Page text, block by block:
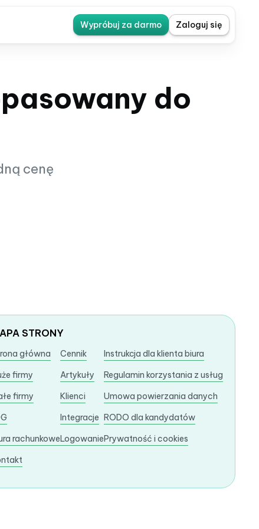
Wypróbuj za darmo Zaloguj się
do
cenę
STRONY
główna
firmy
firmy
rachunkowe
Cennik
Artykuły
Klienci
Integracje
Logowanie
Instrukcja dla klienta biura
Regulamin korzystania z usług
Umowa powierzania danych
RODO dla kandydatów
Prywatność i cookies